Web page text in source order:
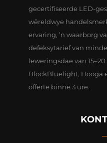
gecertifiseerde LED-
wêreldwye
ervaring, ’n waarborg
defeksytarief van
leweringsdae van
BlockBluelight, Hooga
offerte binne 3 ure.